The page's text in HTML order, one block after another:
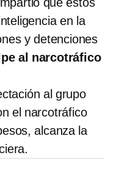
en la
y detenciones
al narcotráfico
al grupo
el narcotráfico
alcanza la